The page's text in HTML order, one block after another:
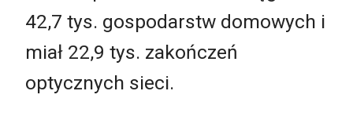
42,7 tys. gospodarstw domowych i
miał 22,9 tys. zakończeń
optycznych sieci.